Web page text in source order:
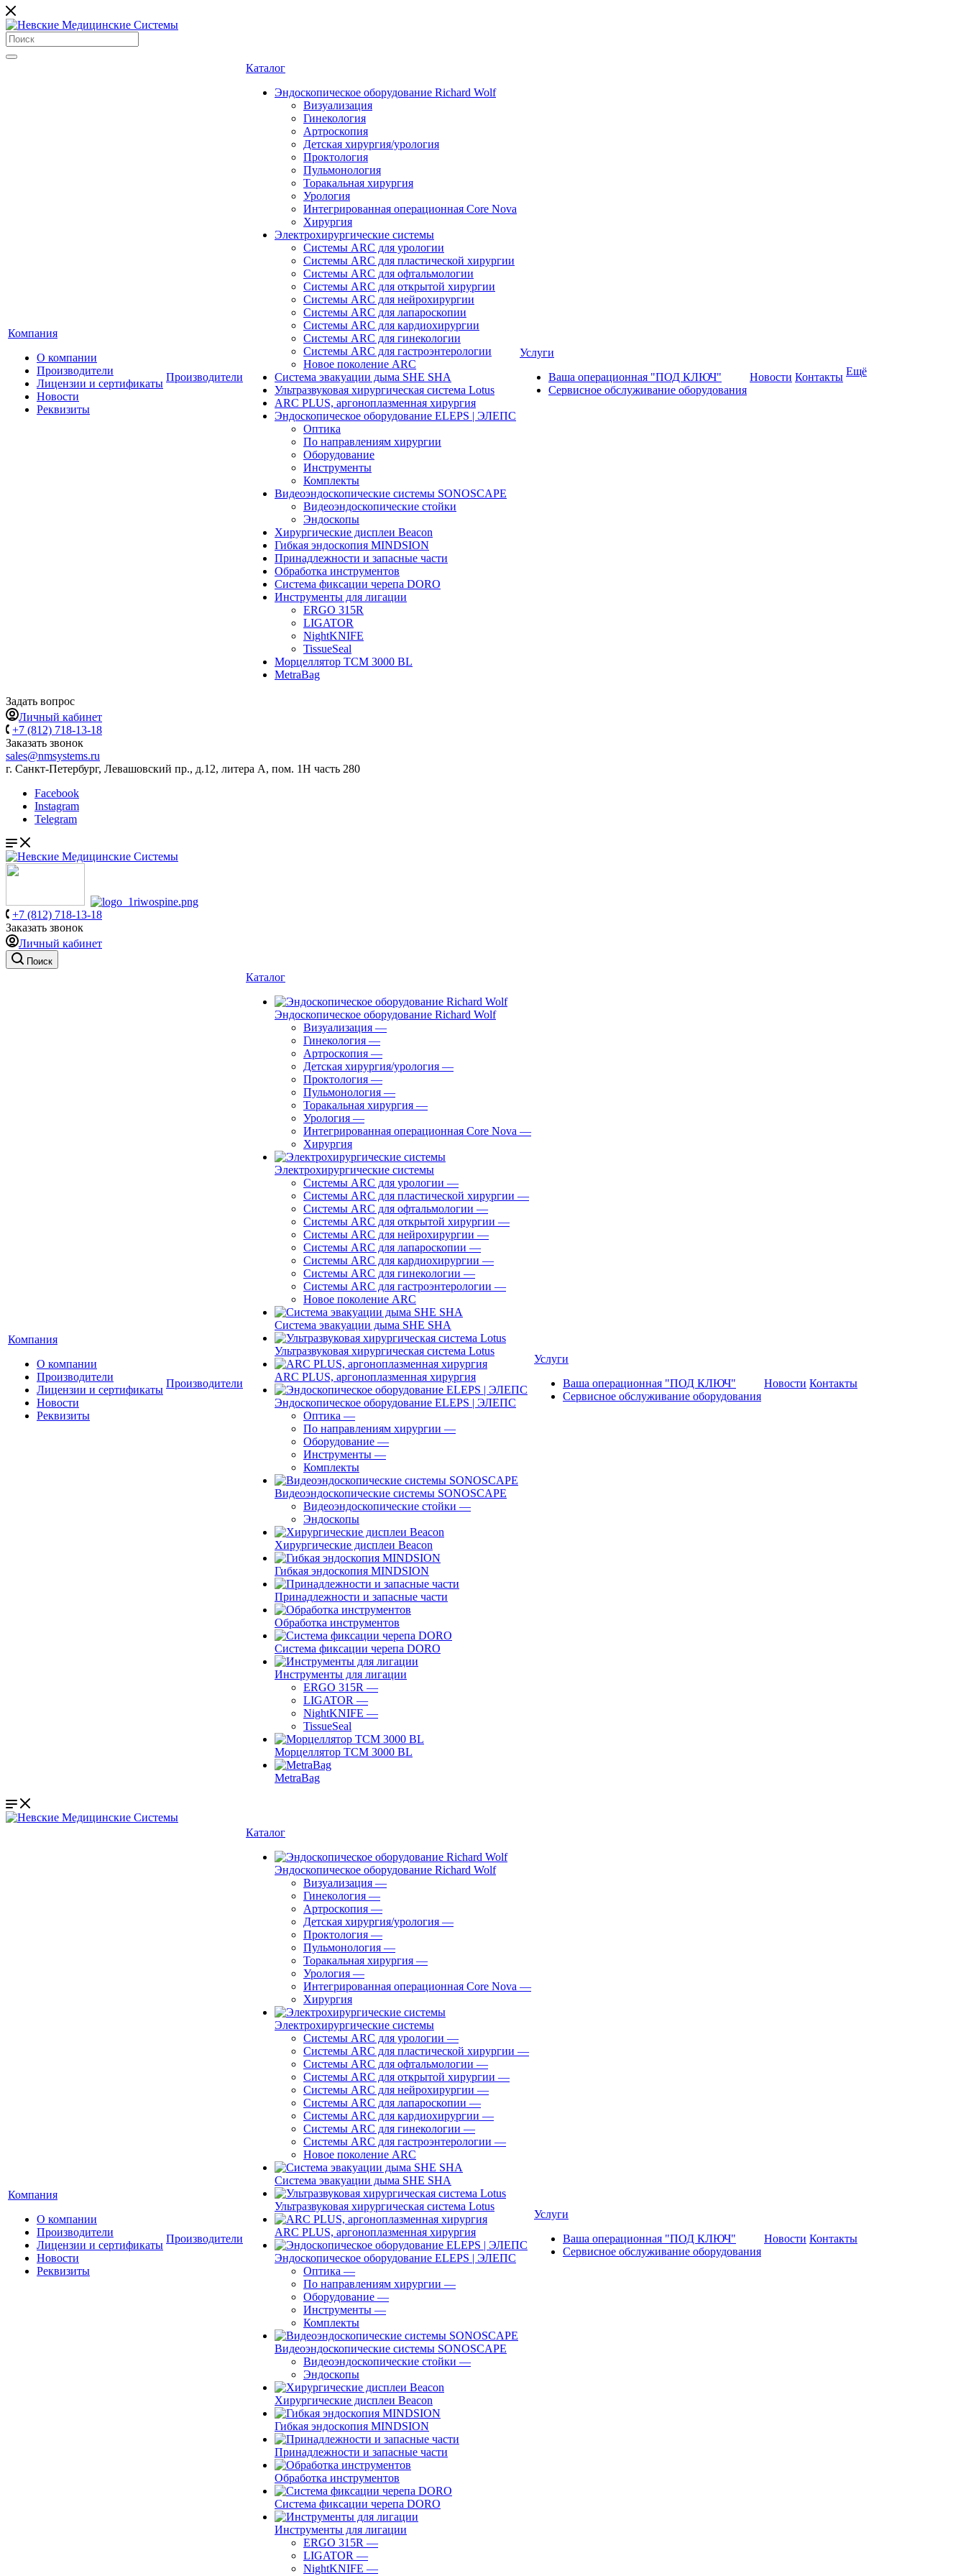
Компания
О компании
Производители
Лицензии и сертификаты
Новости
Реквизиты
Производители
Каталог
Эндоскопическое оборудование Richard Wolf
Визуализация
Гинекология
Артроскопия
Детская хирургия/урология
Проктология
Пульмонология
Торакальная хирургия
Урология
Интегрированная операционная Core Nova
Хирургия
Электрохирургические системы
Системы ARC для урологии
Системы ARC для пластической хирургии
Системы ARC для офтальмологии
Системы ARC для открытой хирургии
Системы ARC для нейрохирургии
Системы ARC для лапароскопии
Системы ARC для кардиохирургии
Системы ARC для гинекологии
Системы ARC для гастроэнтерологии
Новое поколение ARC
Система эвакуации дыма SHE SHA
Ультразвуковая хирургическая система Lotus
ARC PLUS, аргоноплазменная хирургия
Эндоскопическое оборудование ELEPS | ЭЛЕПС
Оптика
По направлениям хирургии
Оборудование
Инструменты
Комплекты
Видеоэндоскопические системы SONOSCAPE
Видеоэндоскопические стойки
Эндоскопы
Хирургические дисплеи Beacon
Гибкая эндоскопия MINDSION
Принадлежности и запасные части
Обработка инструментов
Система фиксации черепа DORO
Инструменты для лигации
ERGO 315R
LIGATOR
NightKNIFE
TissueSeal
Морцеллятор ТСМ 3000 BL
MetraBag
Услуги
Ваша операционная "ПОД КЛЮЧ"
Сервисное обслуживание оборудования
Новости Контакты Ещё
Задать вопрос
Личный кабинет
+7 (812) 718-13-18
Заказать звонок
sales@nmsystems.ru
г. Санкт-Петербург, Левашовский пр., д.12, литера А, пом. 1Н часть 280
Facebook
Instagram
Telegram
+7 (812) 718-13-18
Заказать звонок
Личный кабинет
Поиск
Компания
О компании
Производители
Лицензии и сертификаты
Новости
Реквизиты
Производители
Каталог
Эндоскопическое оборудование Richard Wolf
Визуализация —
Гинекология —
Артроскопия —
Детская хирургия/урология —
Проктология —
Пульмонология —
Торакальная хирургия —
Урология —
Интегрированная операционная Core Nova —
Хирургия
Электрохирургические системы
Системы ARC для урологии —
Системы ARC для пластической хирургии —
Системы ARC для офтальмологии —
Системы ARC для открытой хирургии —
Системы ARC для нейрохирургии —
Системы ARC для лапароскопии —
Системы ARC для кардиохирургии —
Системы ARC для гинекологии —
Системы ARC для гастроэнтерологии —
Новое поколение ARC
Система эвакуации дыма SHE SHA
Ультразвуковая хирургическая система Lotus
ARC PLUS, аргоноплазменная хирургия
Эндоскопическое оборудование ELEPS | ЭЛЕПС
Оптика —
По направлениям хирургии —
Оборудование —
Инструменты —
Комплекты
Видеоэндоскопические системы SONOSCAPE
Видеоэндоскопические стойки —
Эндоскопы
Хирургические дисплеи Beacon
Гибкая эндоскопия MINDSION
Принадлежности и запасные части
Обработка инструментов
Система фиксации черепа DORO
Инструменты для лигации
ERGO 315R —
LIGATOR —
NightKNIFE —
TissueSeal
Морцеллятор ТСМ 3000 BL
MetraBag
Услуги
Ваша операционная "ПОД КЛЮЧ"
Сервисное обслуживание оборудования
Новости Контакты
Компания
О компании
Производители
Лицензии и сертификаты
Новости
Реквизиты
Производители
Каталог
Эндоскопическое оборудование Richard Wolf
Визуализация —
Гинекология —
Артроскопия —
Детская хирургия/урология —
Проктология —
Пульмонология —
Торакальная хирургия —
Урология —
Интегрированная операционная Core Nova —
Хирургия
Электрохирургические системы
Системы ARC для урологии —
Системы ARC для пластической хирургии —
Системы ARC для офтальмологии —
Системы ARC для открытой хирургии —
Системы ARC для нейрохирургии —
Системы ARC для лапароскопии —
Системы ARC для кардиохирургии —
Системы ARC для гинекологии —
Системы ARC для гастроэнтерологии —
Новое поколение ARC
Система эвакуации дыма SHE SHA
Ультразвуковая хирургическая система Lotus
ARC PLUS, аргоноплазменная хирургия
Эндоскопическое оборудование ELEPS | ЭЛЕПС
Оптика —
По направлениям хирургии —
Оборудование —
Инструменты —
Комплекты
Видеоэндоскопические системы SONOSCAPE
Видеоэндоскопические стойки —
Эндоскопы
Хирургические дисплеи Beacon
Гибкая эндоскопия MINDSION
Принадлежности и запасные части
Обработка инструментов
Система фиксации черепа DORO
Инструменты для лигации
ERGO 315R —
LIGATOR —
NightKNIFE —
Услуги
Ваша операционная "ПОД КЛЮЧ"
Сервисное обслуживание оборудования
Новости Контакты